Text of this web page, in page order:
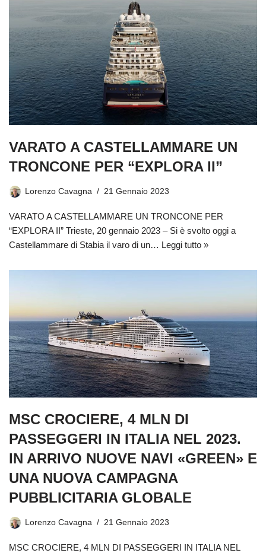
VARATO A CASTELLAMMARE UN
TRONCONE PER “EXPLORA II”
Lorenzo Cavagna 21 Gennaio 2023
VARATO A CASTELLAMMARE UN TRONCONE PER
“EXPLORA II” Trieste, 20 gennaio 2023 – Si è svolto oggi a
Castellammare di Stabia il varo di un… Leggi tutto »
MSC CROCIERE, 4 MLN DI
PASSEGGERI IN ITALIA NEL 2023.
IN ARRIVO NUOVE NAVI «GREEN» E
UNA NUOVA CAMPAGNA
PUBBLICITARIA GLOBALE
Lorenzo Cavagna 21 Gennaio 2023
MSC CROCIERE, 4 MLN DI PASSEGGERI IN ITALIA NEL